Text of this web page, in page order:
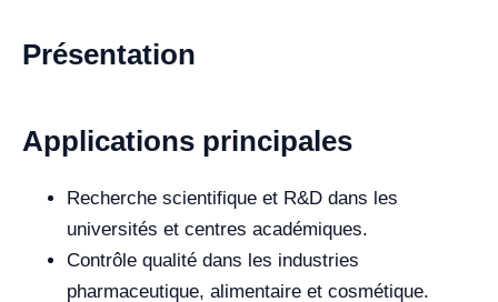
Présentation
Applications principales
Recherche scientifique et R&D dans les
universités et centres académiques.
Contrôle qualité dans les industries
pharmaceutique, alimentaire et cosmétique.